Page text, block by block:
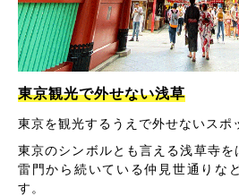
東京観光で外せない浅草
東京を観光するうえで外せないスポ
東京のシンボルとも言える浅草寺を
雷門から続いている仲見世通りな
す。